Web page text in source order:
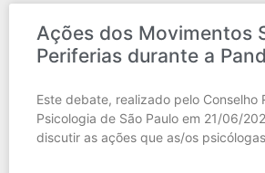
Ações dos Movimentos
Periferias durante a
Este debate, realizado pelo Conselho
Psicologia de São Paulo em 21/06/
discutir as ações que as/os